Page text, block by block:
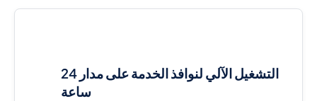
التشغيل الآلي لنوافذ الخدمة على مدار 24
ساعة